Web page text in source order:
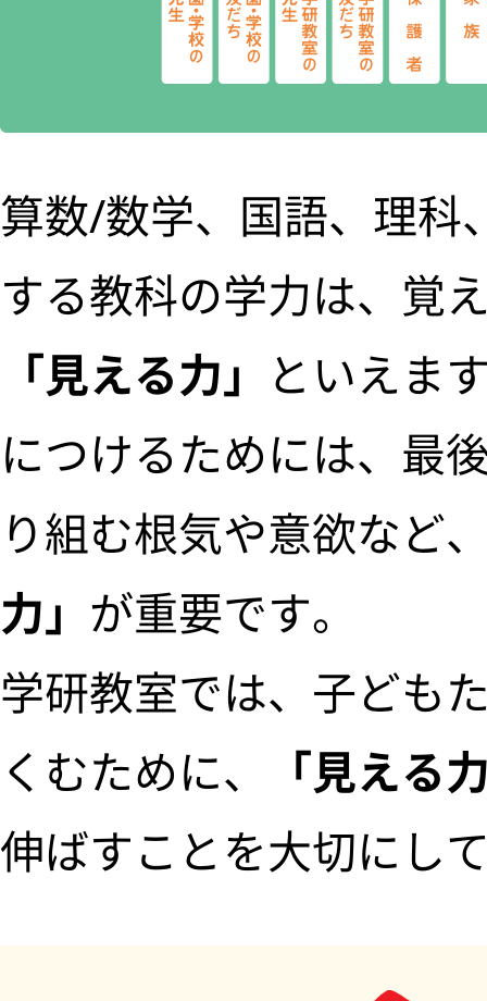
算数/数学、国語、理科
する教科の学力は、覚
「見える力」 といえま
につけるためには、最
り組む根気や意欲など
力」 が重要です。
学研教室では、子ども
くむために、
「見える
伸ばすことを大切にし